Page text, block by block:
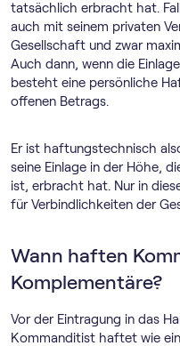
tatsächlich erbracht hat.
auch mit seinem privaten
Gesellschaft und zwar
Auch dann, wenn die
besteht eine persönliche
offenen Betrags.
Er ist haftungstechnisch
seine Einlage in der Höhe,
ist, erbracht hat. Nur in
für Verbindlichkeiten der
Wann haften
Komplementäre?
Vor der Eintragung in das
Kommanditist haftet wie